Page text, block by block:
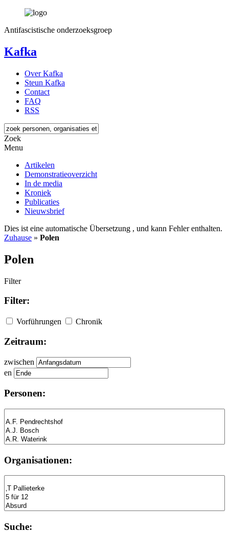
Antifascistische onderzoeksgroep
Kafka
Over Kafka
Steun Kafka
Contact
FAQ
RSS
Zoek
Menu
Artikelen
Demonstratieoverzicht
In de media
Kroniek
Publicaties
Nieuwsbrief
Dies ist eine automatische Übersetzung , und kann Fehler enthalten.
Zuhause » Polen
Polen
Filter
Filter:
Vorführungen Chronik
Zeitraum:
zwischen
en
Personen:
Organisationen:
Suche: